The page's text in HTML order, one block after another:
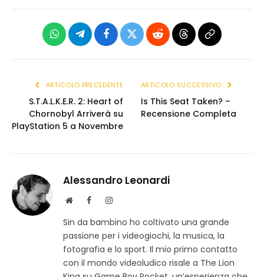
WhatsAppTelegramFacebook
X
RedditThreadsCopia
ARTICOLO PRECEDENTE
S.T.A.L.K.E.R. 2: Heart of
Chornobyl Arriverà su
PlayStation 5 a Novembre
ARTICOLO SUCCESSIVO
Is This Seat Taken? –
Recensione Completa
Alessandro Leonardi
S
t
o
w
F
c
e
b
I
s
t
a
Sin da bambino ho coltivato una grande
passione per i videogiochi, la musica, la
fotografia e lo sport. Il mio primo contatto
con il mondo videoludico risale a The Lion